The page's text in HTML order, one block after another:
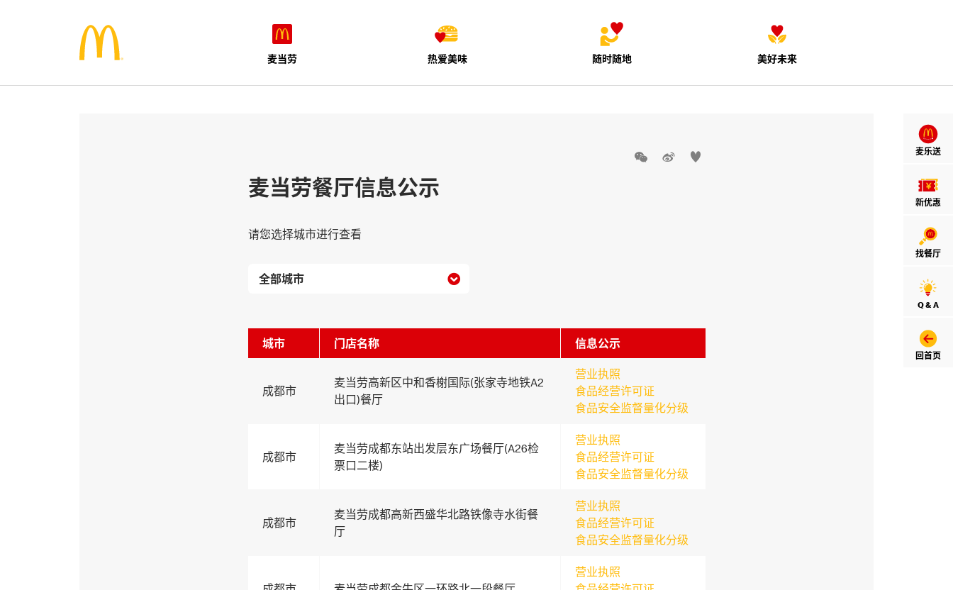
麦当劳 热爱美味 随时随地 美好未来
麦乐送
新优惠
找餐厅
Q & A
回首页
  
麦当劳餐厅信息公示
请您选择城市进行查看

城市 门店名称 信息公示
成都市
麦当劳高新区中和香榭国际(张家寺地铁A2
出口)餐厅
营业执照
食品经营许可证
食品安全监督量化分级
成都市
麦当劳成都东站出发层东广场餐厅(A26检
票口二楼)
营业执照
食品经营许可证
食品安全监督量化分级
成都市
麦当劳成都高新西盛华北路铁像寺水街餐
厅
营业执照
食品经营许可证
食品安全监督量化分级
营业执照